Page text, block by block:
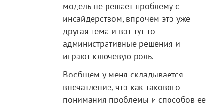
модель не решает проблему с
инсайдерством, впрочем это уже
другая тема и вот тут то
административные решения и
играют ключевую роль.
Вообщем у меня складывается
впечатление, что как такового
понимания проблемы и способов её